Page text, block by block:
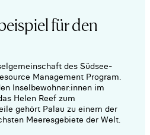
für den
des Südsee-
Management Program.
Inselbewohner:innen im
Helen Reef zum
gehört Palau zu einem der
Meeresgebiete der Welt.